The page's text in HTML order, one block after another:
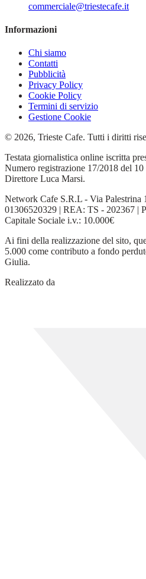
commerciale@triestecafe.it
Informazioni
Chi siamo
Contatti
Pubblicità
Privacy Policy
Cookie Policy
Termini di servizio
Gestione Cookie
© 2026, Trieste Cafe. Tutti i diritti
Testata giornalistica online iscritta
Numero registrazione 17/2018 del
Direttore Luca Marsi.
Network Cafe S.R.L - Via Palestrina
01306520329 | REA: TS - 202367 |
Capitale Sociale i.v.: 10.000€
Ai fini della realizzazione del sito,
5.000 come contributo a fondo
Giulia.
Realizzato da